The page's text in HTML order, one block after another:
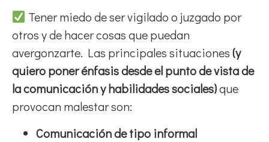
Tener miedo de ser vigilado o juzgado por
otros y de hacer cosas que puedan
avergonzarte. Las principales situaciones(y
quiero poner énfasis desde el punto de vista de
la comunicación y habilidades sociales)que
provocan malestar son:
Comunicación de tipo informal